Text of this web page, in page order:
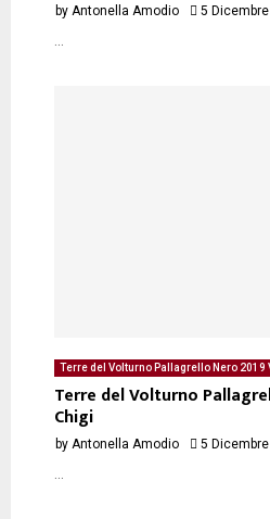
by Antonella Amodio 5
Terre del Volturno Pallagrello Nero
Terre del Volturno
Chigi
by Antonella Amodio 5